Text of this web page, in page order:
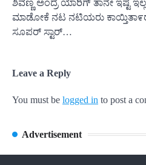
ಶಿವಣ್ಣ ಅಂದ್ರೆ ಯಾರಿಗ್ ತಾನೇ ಇಷ್ಟ
ಮಾಡೋಕೆ ನಟ ನಟಿಯರು ಕಾಯ್ತಿತಾ೯ರೆ,
ಸೂಪರ್ ಸ್ಟಾರ್…
Leave a Reply
You must be logged in to post a
Advertisement